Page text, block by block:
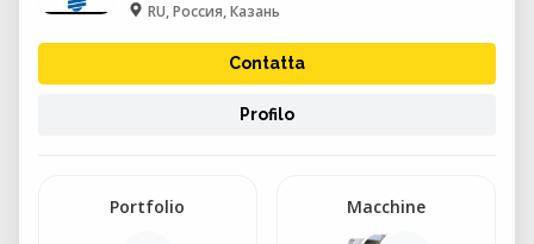
RU, Россия, Казань
Contatta
Profilo
Portfolio Macchine